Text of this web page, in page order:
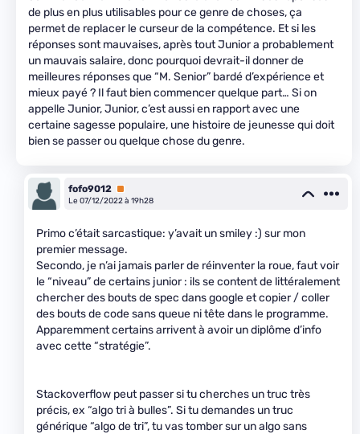
de plus en plus utilisables pour ce genre de choses, ça
permet de replacer le curseur de la compétence. Et si les
réponses sont mauvaises, après tout Junior a probablement
un mauvais salaire, donc pourquoi devrait-il donner de
meilleures réponses que “M. Senior” bardé d’expérience et
mieux payé ? Il faut bien commencer quelque part… Si on
appelle Junior, Junior, c’est aussi en rapport avec une
certaine sagesse populaire, une histoire de jeunesse qui doit
bien se passer ou quelque chose du genre.
fofo9012 Premium
Le 07/12/2022 à 19h28
Primo c’était sarcastique: y’avait un smiley :) sur mon
premier message.
Secondo, je n’ai jamais parler de réinventer la roue, faut voir
le “niveau” de certains junior : ils se content de littéralement
chercher des bouts de spec dans google et copier / coller
des bouts de code sans queue ni tête dans le programme.
Apparemment certains arrivent à avoir un diplôme d’info
avec cette “stratégie”.
Stackoverflow peut passer si tu cherches un truc très
précis, ex “algo tri à bulles”. Si tu demandes un truc
générique “algo de tri”, tu vas tomber sur un algo sans